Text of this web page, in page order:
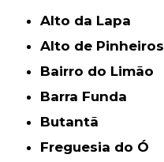
Alto da Lapa
Alto de Pinheiros
Bairro do Limão
Barra Funda
Butantã
Freguesia do Ó